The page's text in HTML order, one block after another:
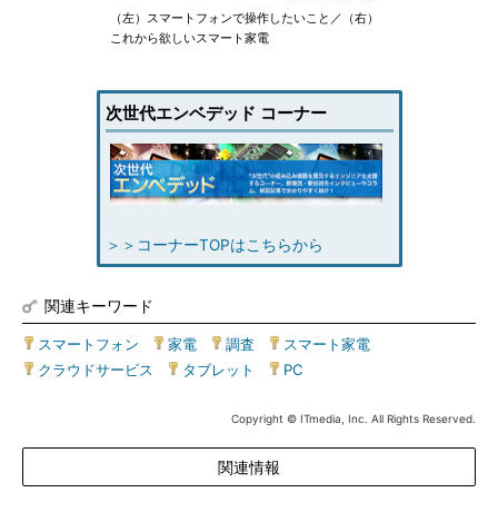
（左）スマートフォンで操作したいこと／（右）
これから欲しいスマート家電
次世代エンベデッド コーナー
＞＞コーナーTOPはこちらから
関連キーワード
スマートフォン 家電 調査 スマート家電
クラウドサービス
タブレット PC
Copyright © ITmedia, Inc. All Rights Reserved.
関連情報